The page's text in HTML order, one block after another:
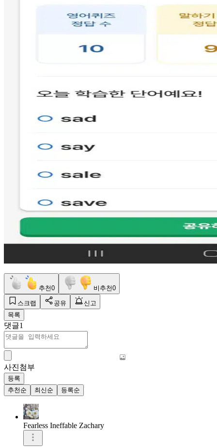
추천0 비추천0
스크랩 공유
신고
목록
댓글1
사진첨부
등록
추천순
최신순 등록순
Fearless Ineffable Zachary